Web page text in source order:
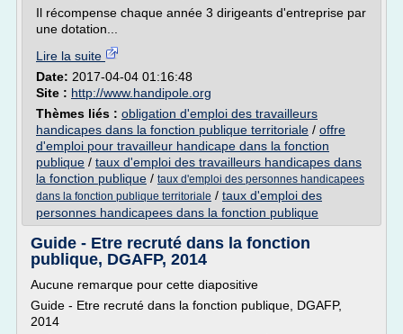
Il récompense chaque année 3 dirigeants d'entreprise par
une dotation...
Lire la suite
Date: 2017-04-04 01:16:48
Site : http://www.handipole.org
Thèmes liés : obligation d'emploi des travailleurs
handicapes dans la fonction publique territoriale / offre
d'emploi pour travailleur handicape dans la fonction
publique / taux d'emploi des travailleurs handicapes dans
la fonction publique / taux d'emploi des personnes handicapees
dans la fonction publique territoriale / taux d'emploi des
personnes handicapees dans la fonction publique
Guide - Etre recruté dans la fonction
publique, DGAFP, 2014
Aucune remarque pour cette diapositive
Guide - Etre recruté dans la fonction publique, DGAFP,
2014